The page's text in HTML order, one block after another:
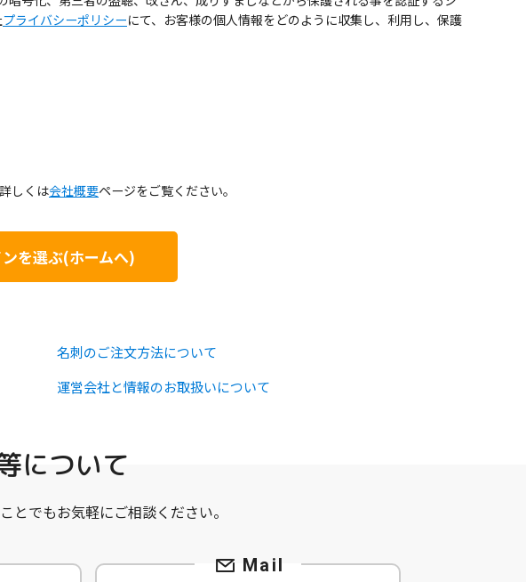
プライバシーポリシーにて、お客様の個人情報をどのように収集し、利用し、保護
しくは会社概要ページをご覧ください。
を選ぶ(ホームへ)
名刺のご注文方法について
運営会社と情報のお取扱いについて
について
とでもお気軽にご相談ください。